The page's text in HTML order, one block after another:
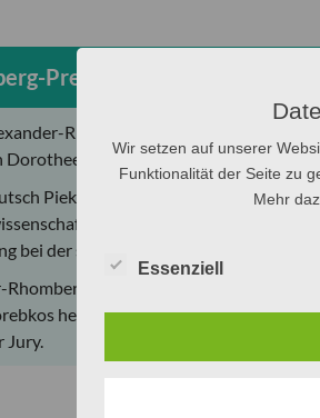
Preis geht an Dorothee
Rhomberg-Stiftung ehrt die GfdS
Torebko (freie Journalistin).
Piekar (Polen) geboren und in
an der Universität
bei der sie seit 2013 als
Stiftung hob in ihrer
hervor. »Phrasen, Füllwörter
Jury.
Wir setzen auf unserer
Funktionalität der Seite zu
Mehr
Essenziell